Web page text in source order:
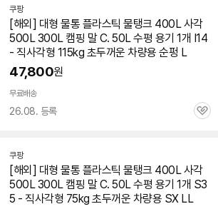
쿠팡
[해외] 대형 물통 플라스틱 물탱크 400L 사각
500L 300L 캠핑 말 C. 50L 수평 용기 1개 I14
- 직사각형 115kg 초두꺼운 차량용 순펑 L
47,800원
무료배송
26.08. 등록
관
쿠팡
[해외] 대형 물통 플라스틱 물탱크 400L 사각
500L 300L 캠핑 말 C. 50L 수평 용기 1개 S3
5 - 직사각형 75kg 초두꺼운 차량용 SX LL